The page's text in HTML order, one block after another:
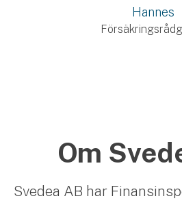
Hannes
Om
Svedea AB har